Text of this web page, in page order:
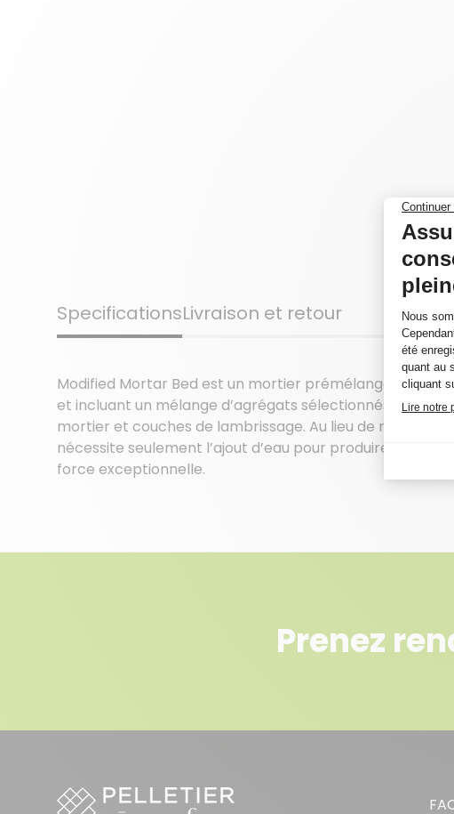
SpecificationsLivraison et retour
Modified Mortar Bed est un mortier prémélangé à base
et incluant un mélange d’agrégats sélectionnés,
mortier et couches de lambrissage. Au lieu de requérir
nécessite seulement l’ajout d’eau pour produire un lit de
force exceptionnelle.
Prenez